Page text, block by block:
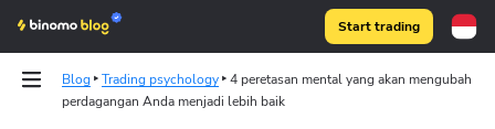
Start trading
Blog Trading psychology
4 peretasan mental yang akan mengubah
perdagangan Anda menjadi lebih baik